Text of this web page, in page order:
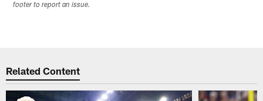
footer to report an issue.
Related Content